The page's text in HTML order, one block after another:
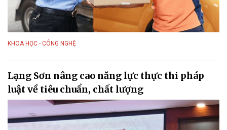
KHOA HỌC - CÔNG NGHỆ
Lạng Sơn nâng cao năng lực thực thi pháp
luật về tiêu chuẩn, chất lượng